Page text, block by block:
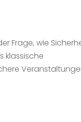
Frage, wie
klassische